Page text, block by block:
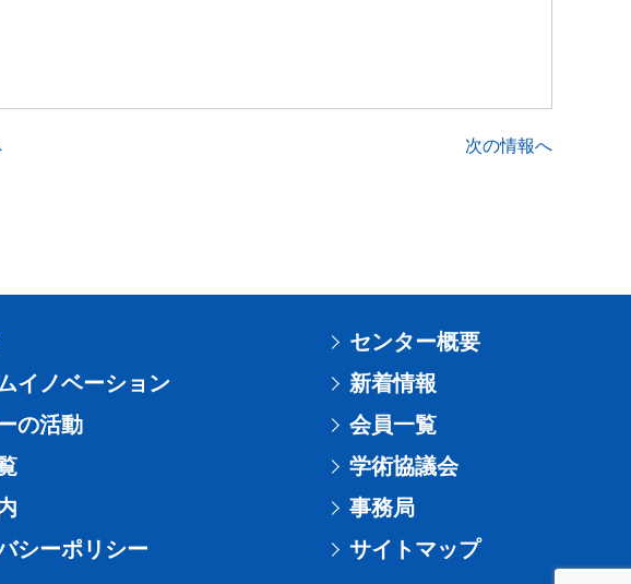
次の情報へ
センター概要
イノベーション
新着情報
の活動
会員一覧
学術協議会
事務局
シーポリシー
サイトマップ